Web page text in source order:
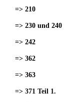
=> 210
=> 230 und 240
=> 242
=> 362
=> 363
=> 371 Teil 1.